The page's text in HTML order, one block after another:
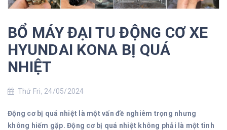
BỔ MÁY ĐẠI TU ĐỘNG CƠ XE
HYUNDAI KONA BỊ QUÁ
NHIỆT
Thứ Fri, 24/05/2024
Động cơ bị quá nhiệt là một vấn đề nghiêm trọng nhưng
không hiếm gặp. Động cơ bị quá nhiệt không phải là một tình